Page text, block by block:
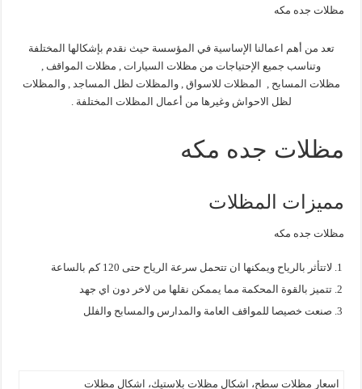
مظلات جده مكه
تعد من أهم اعمالنا الإساسية في المؤسسة حيث نقدم بإشكالها المختلفة
وتناسب جميع الإحتياجات من مظلات السيارات , مظلات المواقف ,
مظلات المسابح , المظلات للاسواق , والمظلات لظل المساجد , والمظلات
لظل الاحواش وغيرها من أعمال المظلات المختلفة .
مظلات جده مكه
مميزات المظلات
مظلات جده مكه
لاتتأثر بالرياح ويمكنها ان تتحمل سرعة الرياح حتى 120 كم بالساعة
تتميز بالقوة المحكمة مما يممكن نقلها من لاخر دون اي جهد
صنعت خصيصا للمواقف العامة والمدارس والمسابح والفلل
اسعار مظلات سطح، اشكال مظلات بلاستيك، اشكال مظلات